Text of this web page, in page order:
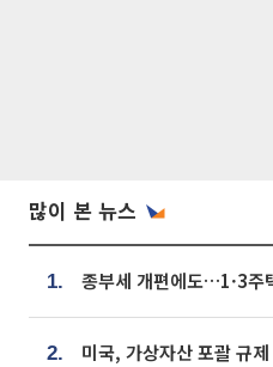
많이 본 뉴스
1.
2.